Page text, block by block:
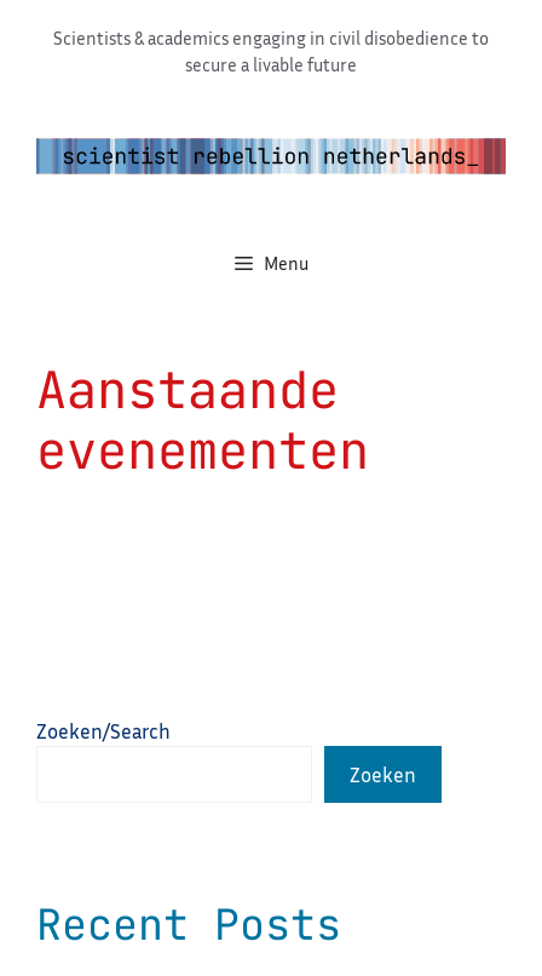
Scientists & academics engaging in civil disobedience to
secure a livable future
Menu
Aanstaande
evenementen
Zoeken/Search
Zoeken
Recent Posts